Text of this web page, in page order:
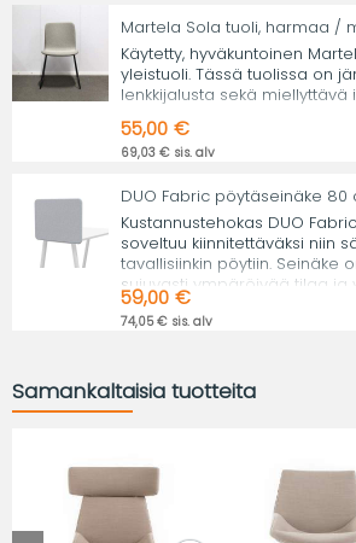
Martela Sola tuoli, harmaa /
Käytetty, hyväkuntoinen
yleistuoli. Tässä tuolissa on
lenkkijalusta sekä miellyttävä
55,00 €
69,03 € sis. alv
DUO Fabric pöytäseinäke 80
Kustannustehokas DUO
soveltuu kiinnitettäväksi niin
tavallisiinkin pöytiin. Seinäke
sujuvasti ympäröivää tilaa ja
59,00 €
74,05 € sis. alv
Samankaltaisia tuotteita